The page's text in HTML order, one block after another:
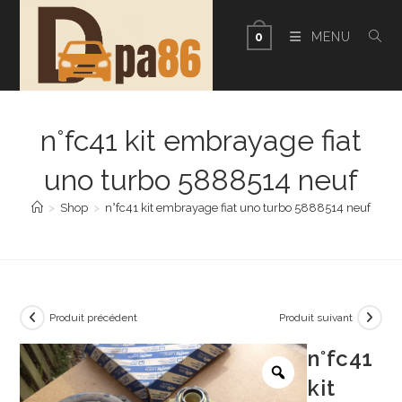
0 MENU
n°fc41 kit embrayage fiat
uno turbo 5888514 neuf
> Shop > n°fc41 kit embrayage fiat uno turbo 5888514 neuf
Produit précédent Produit suivant
n°fc41
kit